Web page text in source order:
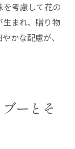
を考慮して花の
まれ、贈り物
かな配慮が、
ーとそ